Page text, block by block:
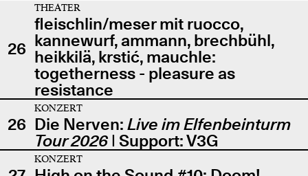
26
THEATER
fleischlin/meser mit ruocco,
kannewurf, ammann, brechbühl,
heikkilä, krstić, mauchle:
togetherness - pleasure as
resistance
26
KONZERT
Die Nerven: Live im Elfenbeinturm
Tour 2026| Support: V3G
KONZERT